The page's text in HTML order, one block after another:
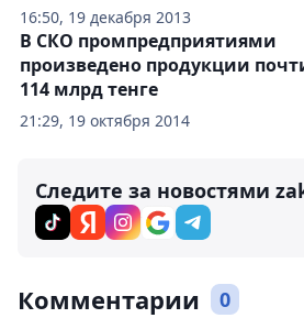
16:50, 19 декабря 2013
21:29, 19 октября 2014
В СКО промпредприятиями
произведено продукции
114 млрд тенге
Следите за новостями
Комментарии 0